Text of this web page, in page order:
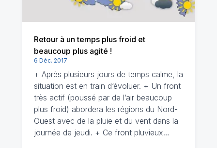
Retour à un temps plus froid et
beaucoup plus agité !
6 Déc. 2017
+ Après plusieurs jours de temps calme, la
situation est en train d‘évoluer. + Un front
très actif (poussé par de l’air beaucoup
plus froid) abordera les régions du Nord-
Ouest avec de la pluie et du vent dans la
journée de jeudi. + Ce front pluvieux…